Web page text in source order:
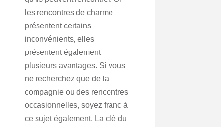
les rencontres de charme
présentent certains
inconvénients, elles
présentent également
plusieurs avantages. Si vous
ne recherchez que de la
compagnie ou des rencontres
occasionnelles, soyez franc à
ce sujet également. La clé du